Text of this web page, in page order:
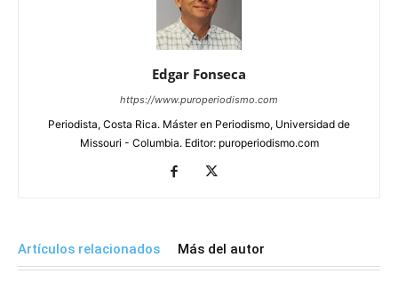
Edgar Fonseca
https://www.puroperiodismo.com
Periodista, Costa Rica. Máster en Periodismo, Universidad de
Missouri - Columbia. Editor: puroperiodismo.com
Artículos relacionados Más del autor